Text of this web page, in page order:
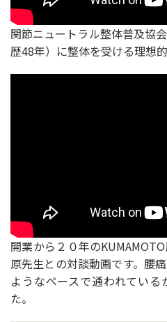
関節ニュートラル整体普及協
歴48年）に整体を受ける理想
開業から２０年の
原先生との対談動画です。腰
ようなペースで通われてい
た。